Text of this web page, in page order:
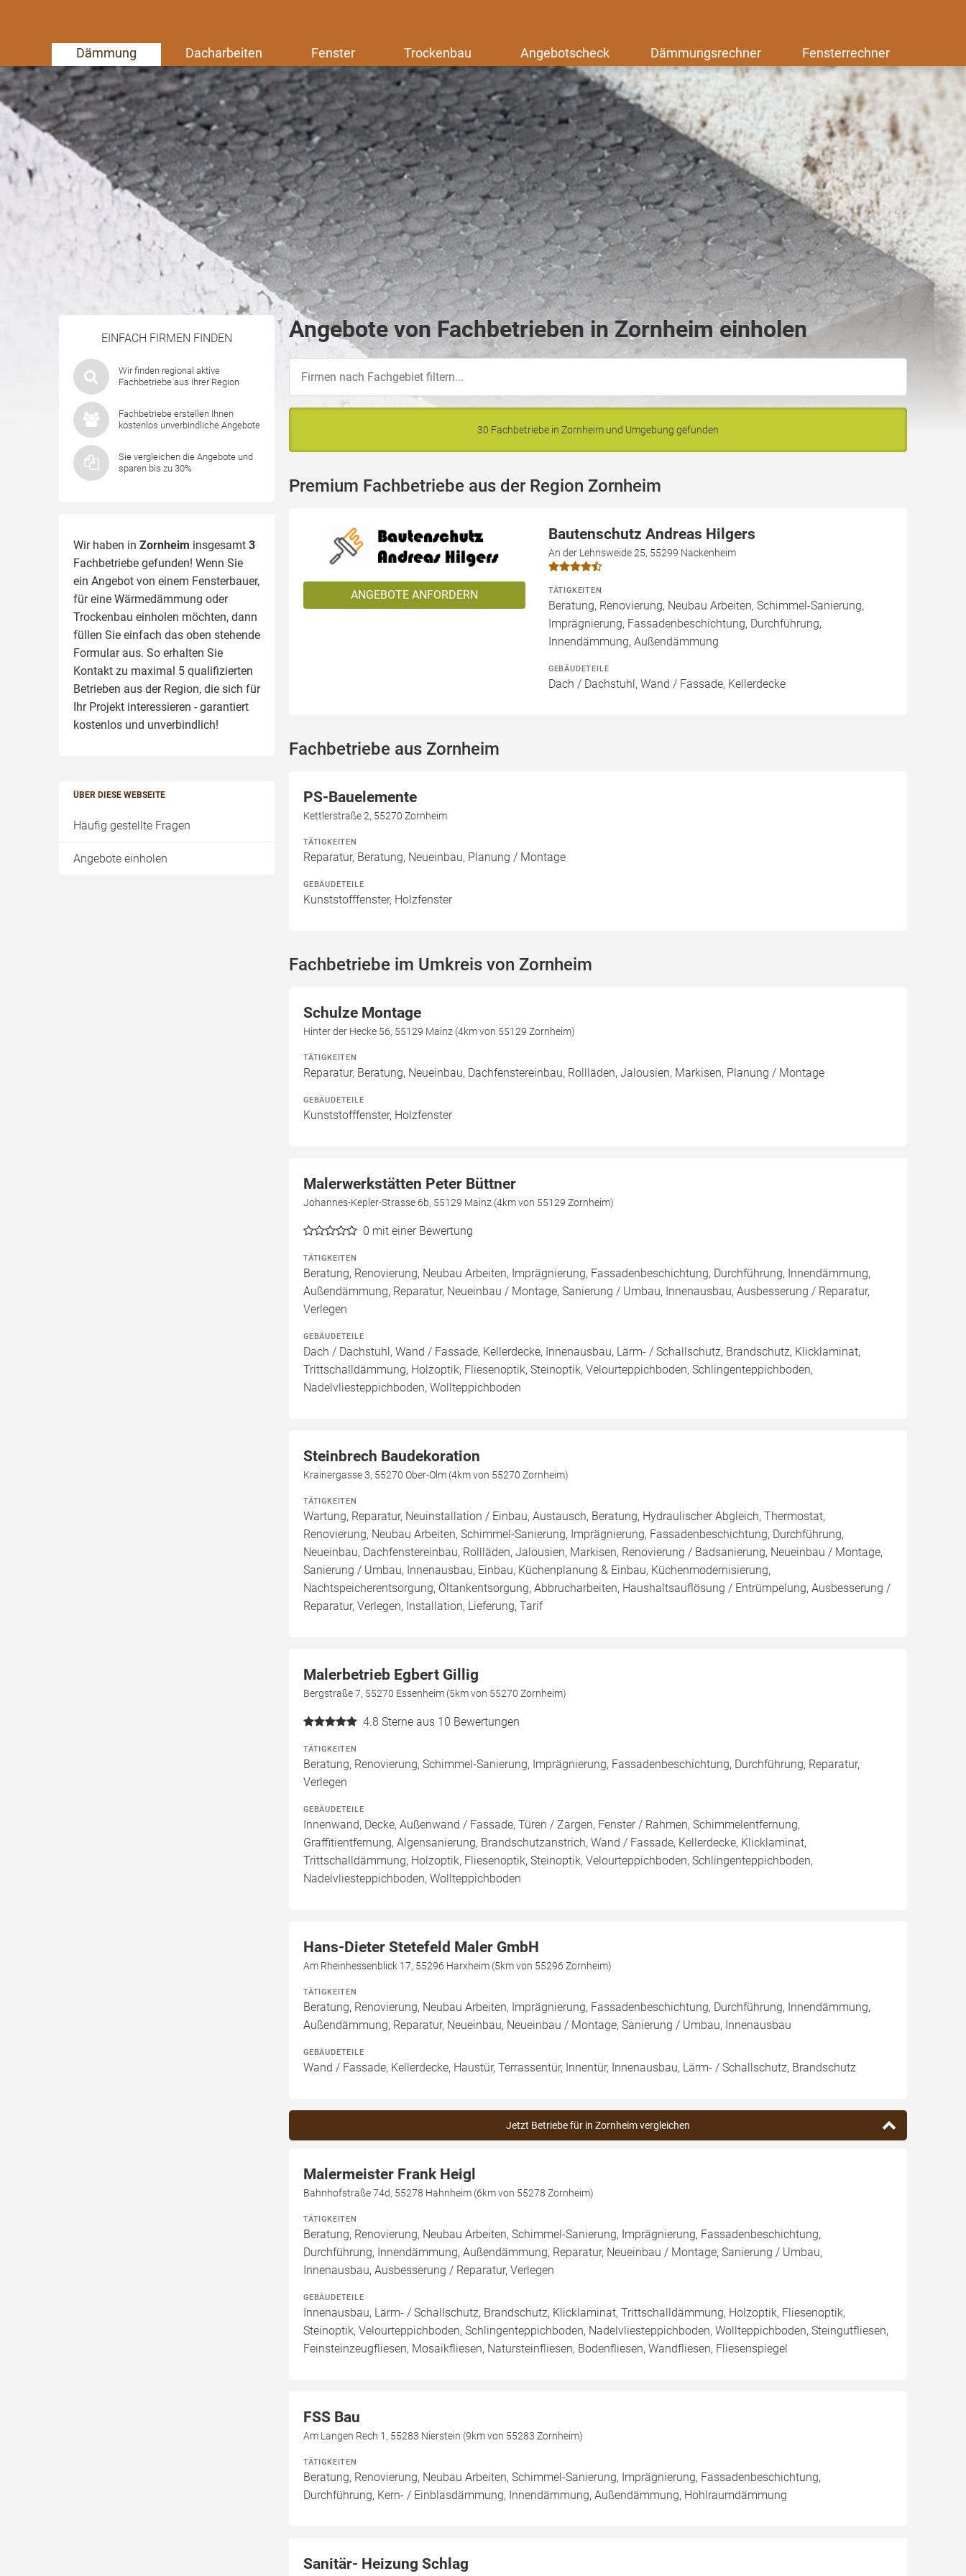
Dämmung Dacharbeiten Fenster Trockenbau Angebotscheck Dämmungsrechner Fensterrechner
EINFACH FIRMEN FINDEN
Wir finden regional aktive
Fachbetriebe aus Ihrer Region
Fachbetriebe erstellen Ihnen
kostenlos unverbindliche Angebote
Sie vergleichen die Angebote und
sparen bis zu 30%
Wir haben in Zornheim insgesamt 3
Fachbetriebe gefunden! Wenn Sie
ein Angebot von einem Fensterbauer,
für eine Wärmedämmung oder
Trockenbau einholen möchten, dann
füllen Sie einfach das oben stehende
Formular aus. So erhalten Sie
Kontakt zu maximal 5 qualifizierten
Betrieben aus der Region, die sich für
Ihr Projekt interessieren - garantiert
kostenlos und unverbindlich!
ÜBER DIESE WEBSEITE
Häufig gestellte Fragen
Angebote einholen
Angebote von Fachbetrieben in Zornheim einholen
30 Fachbetriebe in Zornheim und Umgebung gefunden
Premium Fachbetriebe aus der Region Zornheim
ANGEBOTE ANFORDERN
Bautenschutz Andreas Hilgers
An der Lehnsweide 25, 55299 Nackenheim
TÄTIGKEITEN
Beratung, Renovierung, Neubau Arbeiten, Schimmel-Sanierung,
Imprägnierung, Fassadenbeschichtung, Durchführung,
Innendämmung, Außendämmung
GEBÄUDETEILE
Dach / Dachstuhl, Wand / Fassade, Kellerdecke
Fachbetriebe aus Zornheim
PS-Bauelemente
Kettlerstraße 2, 55270 Zornheim
TÄTIGKEITEN
Reparatur, Beratung, Neueinbau, Planung / Montage
GEBÄUDETEILE
Kunststofffenster, Holzfenster
Fachbetriebe im Umkreis von Zornheim
Schulze Montage
Hinter der Hecke 56, 55129 Mainz (4km von 55129 Zornheim)
TÄTIGKEITEN
Reparatur, Beratung, Neueinbau, Dachfenstereinbau, Rollläden, Jalousien, Markisen, Planung / Montage
GEBÄUDETEILE
Kunststofffenster, Holzfenster
Malerwerkstätten Peter Büttner
Johannes-Kepler-Strasse 6b, 55129 Mainz (4km von 55129 Zornheim)
0 mit einer Bewertung
TÄTIGKEITEN
Beratung, Renovierung, Neubau Arbeiten, Imprägnierung, Fassadenbeschichtung, Durchführung, Innendämmung,
Außendämmung, Reparatur, Neueinbau / Montage, Sanierung / Umbau, Innenausbau, Ausbesserung / Reparatur,
Verlegen
GEBÄUDETEILE
Dach / Dachstuhl, Wand / Fassade, Kellerdecke, Innenausbau, Lärm- / Schallschutz, Brandschutz, Klicklaminat,
Trittschalldämmung, Holzoptik, Fliesenoptik, Steinoptik, Velourteppichboden, Schlingenteppichboden,
Nadelvliesteppichboden, Wollteppichboden
Steinbrech Baudekoration
Krainergasse 3, 55270 Ober-Olm (4km von 55270 Zornheim)
TÄTIGKEITEN
Wartung, Reparatur, Neuinstallation / Einbau, Austausch, Beratung, Hydraulischer Abgleich, Thermostat,
Renovierung, Neubau Arbeiten, Schimmel-Sanierung, Imprägnierung, Fassadenbeschichtung, Durchführung,
Neueinbau, Dachfenstereinbau, Rollläden, Jalousien, Markisen, Renovierung / Badsanierung, Neueinbau / Montage,
Sanierung / Umbau, Innenausbau, Einbau, Küchenplanung & Einbau, Küchenmodernisierung,
Nachtspeicherentsorgung, Öltankentsorgung, Abbrucharbeiten, Haushaltsauflösung / Entrümpelung, Ausbesserung /
Reparatur, Verlegen, Installation, Lieferung, Tarif
Malerbetrieb Egbert Gillig
Bergstraße 7, 55270 Essenheim (5km von 55270 Zornheim)
4.8 Sterne aus 10 Bewertungen
TÄTIGKEITEN
Beratung, Renovierung, Schimmel-Sanierung, Imprägnierung, Fassadenbeschichtung, Durchführung, Reparatur,
Verlegen
GEBÄUDETEILE
Innenwand, Decke, Außenwand / Fassade, Türen / Zargen, Fenster / Rahmen, Schimmelentfernung,
Graffitientfernung, Algensanierung, Brandschutzanstrich, Wand / Fassade, Kellerdecke, Klicklaminat,
Trittschalldämmung, Holzoptik, Fliesenoptik, Steinoptik, Velourteppichboden, Schlingenteppichboden,
Nadelvliesteppichboden, Wollteppichboden
Hans-Dieter Stetefeld Maler GmbH
Am Rheinhessenblick 17, 55296 Harxheim (5km von 55296 Zornheim)
TÄTIGKEITEN
Beratung, Renovierung, Neubau Arbeiten, Imprägnierung, Fassadenbeschichtung, Durchführung, Innendämmung,
Außendämmung, Reparatur, Neueinbau, Neueinbau / Montage, Sanierung / Umbau, Innenausbau
GEBÄUDETEILE
Wand / Fassade, Kellerdecke, Haustür, Terrassentür, Innentür, Innenausbau, Lärm- / Schallschutz, Brandschutz
Jetzt Betriebe für in Zornheim vergleichen
Malermeister Frank Heigl
Bahnhofstraße 74d, 55278 Hahnheim (6km von 55278 Zornheim)
TÄTIGKEITEN
Beratung, Renovierung, Neubau Arbeiten, Schimmel-Sanierung, Imprägnierung, Fassadenbeschichtung,
Durchführung, Innendämmung, Außendämmung, Reparatur, Neueinbau / Montage, Sanierung / Umbau,
Innenausbau, Ausbesserung / Reparatur, Verlegen
GEBÄUDETEILE
Innenausbau, Lärm- / Schallschutz, Brandschutz, Klicklaminat, Trittschalldämmung, Holzoptik, Fliesenoptik,
Steinoptik, Velourteppichboden, Schlingenteppichboden, Nadelvliesteppichboden, Wollteppichboden, Steingutfliesen,
Feinsteinzeugfliesen, Mosaikfliesen, Natursteinfliesen, Bodenfliesen, Wandfliesen, Fliesenspiegel
FSS Bau
Am Langen Rech 1, 55283 Nierstein (9km von 55283 Zornheim)
TÄTIGKEITEN
Beratung, Renovierung, Neubau Arbeiten, Schimmel-Sanierung, Imprägnierung, Fassadenbeschichtung,
Durchführung, Kern- / Einblasdämmung, Innendämmung, Außendämmung, Hohlraumdämmung
Sanitär- Heizung Schlag